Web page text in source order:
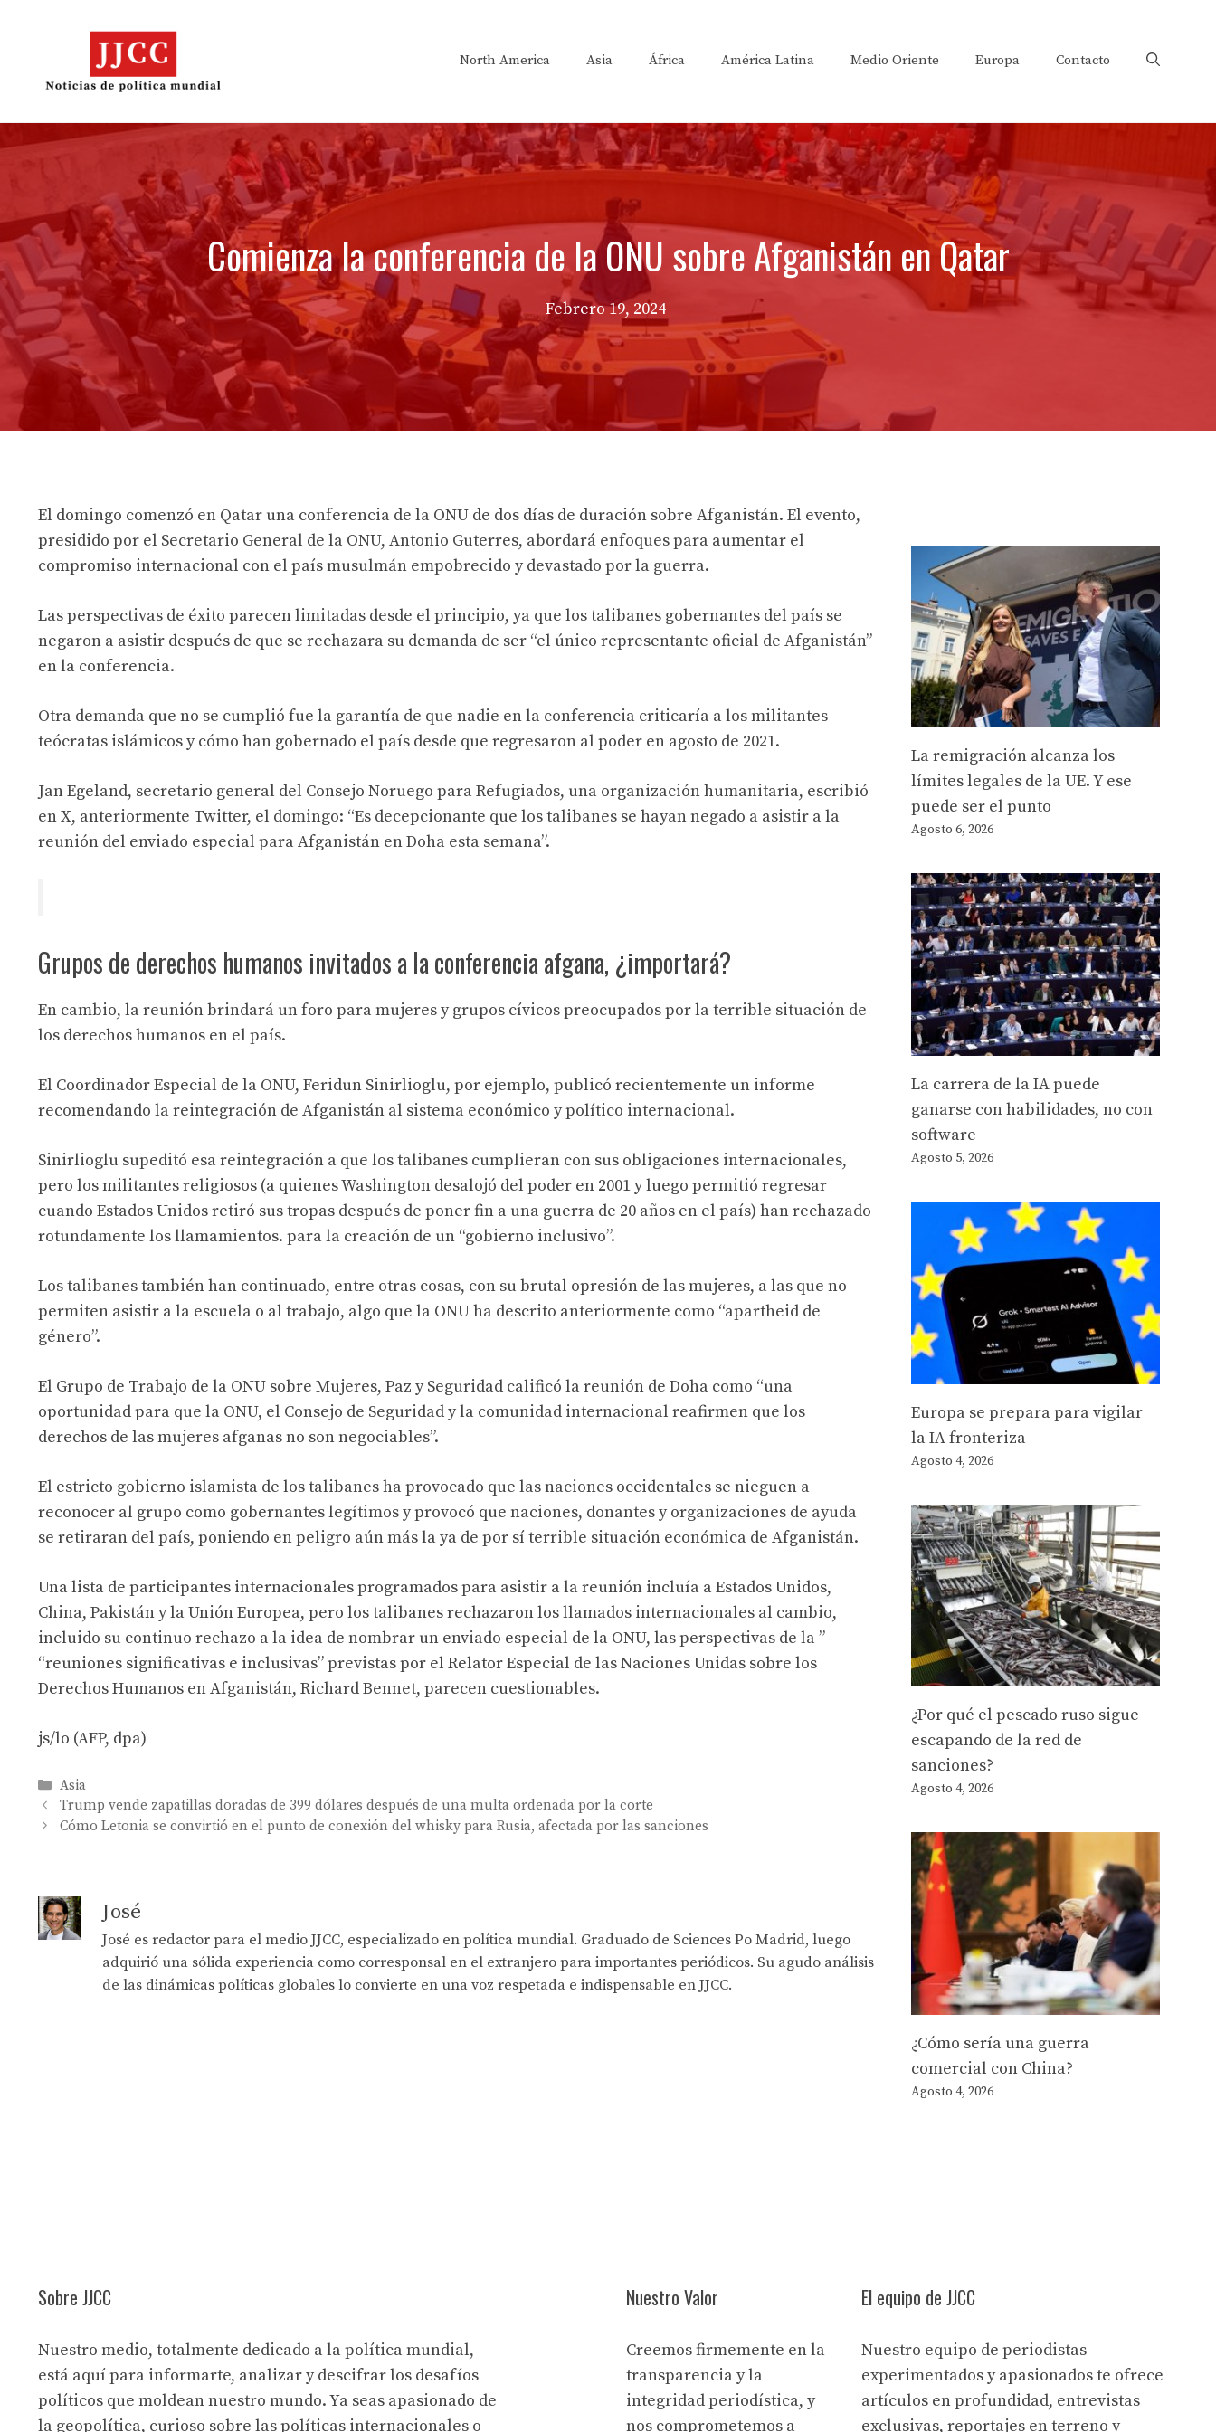
North America Asia África América Latina Medio Oriente Europa Contacto
Comienza la conferencia de la ONU sobre Afganistán en Qatar
Febrero 19, 2024
El domingo comenzó en Qatar una conferencia de la ONU de dos días de duración sobre Afganistán. El evento,
presidido por el Secretario General de la ONU, Antonio Guterres, abordará enfoques para aumentar el
compromiso internacional con el país musulmán empobrecido y devastado por la guerra.
Las perspectivas de éxito parecen limitadas desde el principio, ya que los talibanes gobernantes del país se
negaron a asistir después de que se rechazara su demanda de ser “el único representante oficial de Afganistán”
en la conferencia.
Otra demanda que no se cumplió fue la garantía de que nadie en la conferencia criticaría a los militantes
teócratas islámicos y cómo han gobernado el país desde que regresaron al poder en agosto de 2021.
Jan Egeland, secretario general del Consejo Noruego para Refugiados, una organización humanitaria, escribió
en X, anteriormente Twitter, el domingo: “Es decepcionante que los talibanes se hayan negado a asistir a la
reunión del enviado especial para Afganistán en Doha esta semana”.
Grupos de derechos humanos invitados a la conferencia afgana, ¿importará?
En cambio, la reunión brindará un foro para mujeres y grupos cívicos preocupados por la terrible situación de
los derechos humanos en el país.
El Coordinador Especial de la ONU, Feridun Sinirlioglu, por ejemplo, publicó recientemente un informe
recomendando la reintegración de Afganistán al sistema económico y político internacional.
Sinirlioglu supeditó esa reintegración a que los talibanes cumplieran con sus obligaciones internacionales,
pero los militantes religiosos (a quienes Washington desalojó del poder en 2001 y luego permitió regresar
cuando Estados Unidos retiró sus tropas después de poner fin a una guerra de 20 años en el país) han rechazado
rotundamente los llamamientos. para la creación de un “gobierno inclusivo”.
Los talibanes también han continuado, entre otras cosas, con su brutal opresión de las mujeres, a las que no
permiten asistir a la escuela o al trabajo, algo que la ONU ha descrito anteriormente como “apartheid de
género”.
El Grupo de Trabajo de la ONU sobre Mujeres, Paz y Seguridad calificó la reunión de Doha como “una
oportunidad para que la ONU, el Consejo de Seguridad y la comunidad internacional reafirmen que los
derechos de las mujeres afganas no son negociables”.
El estricto gobierno islamista de los talibanes ha provocado que las naciones occidentales se nieguen a
reconocer al grupo como gobernantes legítimos y provocó que naciones, donantes y organizaciones de ayuda
se retiraran del país, poniendo en peligro aún más la ya de por sí terrible situación económica de Afganistán.
Una lista de participantes internacionales programados para asistir a la reunión incluía a Estados Unidos,
China, Pakistán y la Unión Europea, pero los talibanes rechazaron los llamados internacionales al cambio,
incluido su continuo rechazo a la idea de nombrar un enviado especial de la ONU, las perspectivas de la ”
“reuniones significativas e inclusivas” previstas por el Relator Especial de las Naciones Unidas sobre los
Derechos Humanos en Afganistán, Richard Bennet, parecen cuestionables.
js/lo (AFP, dpa)
Categories
Asia
Trump vende zapatillas doradas de 399 dólares después de una multa ordenada por la corte
Cómo Letonia se convirtió en el punto de conexión del whisky para Rusia, afectada por las sanciones
José
José es redactor para el medio JJCC, especializado en política mundial. Graduado de Sciences Po Madrid, luego
adquirió una sólida experiencia como corresponsal en el extranjero para importantes periódicos. Su agudo análisis
de las dinámicas políticas globales lo convierte en una voz respetada e indispensable en JJCC.
La remigración alcanza los
límites legales de la UE. Y ese
puede ser el punto
Agosto 6, 2026
La carrera de la IA puede
ganarse con habilidades, no con
software
Agosto 5, 2026
Europa se prepara para vigilar
la IA fronteriza
Agosto 4, 2026
¿Por qué el pescado ruso sigue
escapando de la red de
sanciones?
Agosto 4, 2026
¿Cómo sería una guerra
comercial con China?
Agosto 4, 2026
Sobre JJCC
Nuestro medio, totalmente dedicado a la política mundial,
está aquí para informarte, analizar y descifrar los desafíos
políticos que moldean nuestro mundo. Ya seas apasionado de
la geopolítica, curioso sobre las políticas internacionales o
Nuestro Valor
Creemos firmemente en la
transparencia y la
integridad periodística, y
nos comprometemos a
El equipo de JJCC
Nuestro equipo de periodistas
experimentados y apasionados te ofrece
artículos en profundidad, entrevistas
exclusivas, reportajes en terreno y